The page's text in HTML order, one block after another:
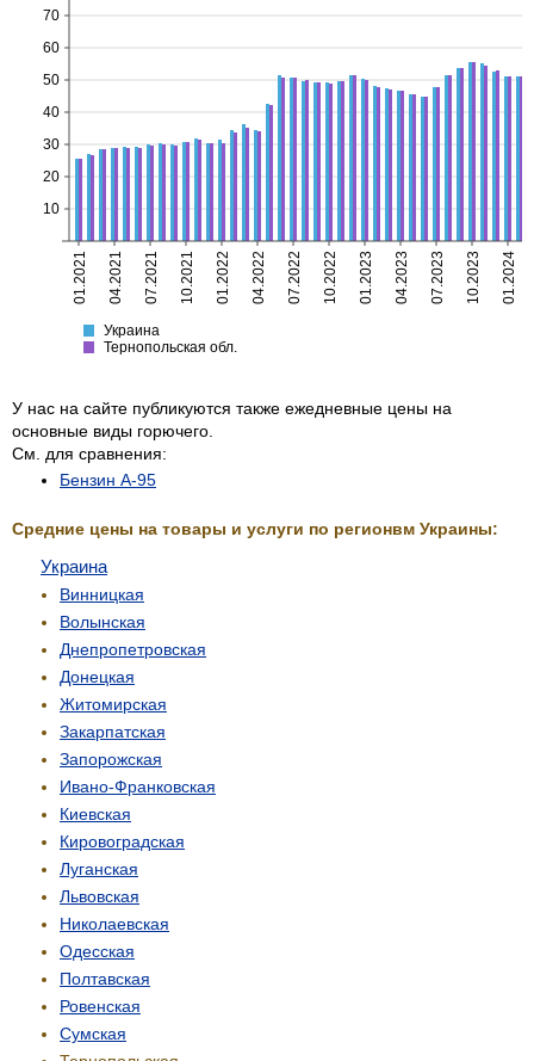
Украина
Тернопольская
01.2021 04.2021 07.2021 10.2021 01.2022 04.2022 07.2022 10.2022 01.2023 04.2023 07.2023 10.2023 01.2024
10
20
30
40
50
60
70
Украина
Тернопольская обл.
У нас на сайте публикуются также ежедневные цены на
основные виды горючего.
См. для сравнения:
Бензин А-95
Средние цены на товары и услуги по регионвм Украины:
Украина
Винницкая
Волынская
Днепропетровская
Донецкая
Житомирская
Закарпатская
Запорожская
Ивано-Франковская
Киевская
Кировоградская
Луганская
Львовская
Николаевская
Одесская
Полтавская
Ровенская
Сумская